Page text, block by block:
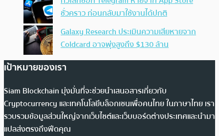
ชั่วคราว ก่อนกลับมาใช้งานได้ปกติ
Galaxy Research ประเมินความเสียหายจาก
Coldcard อาจพุ่งสูงถึง $130 ล้าน
เป้าหมายของเรา
Siam Blockchain มุ่งมั่นที่จะช่วยนำเสนอสารเกี่ยวกับ
Cryptocurrency และเทคโนโลยีบล็อกเชนเพื่อคนไทย ในภาษาไทย เรา
รวบรวมข้อมูลส่วนใหญ่จากเว็บไซต์และเว็บบอร์ดต่างประเทศและนำมา
แปลส่งตรงถึงฟีดคุณ